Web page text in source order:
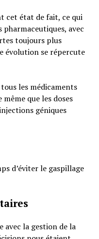
cet état de fait, ce qui
pharmaceutiques, avec
toujours plus
évolution se répercute
les médicaments
que les doses
géniques
d’éviter le gaspillage
avec la gestion de la